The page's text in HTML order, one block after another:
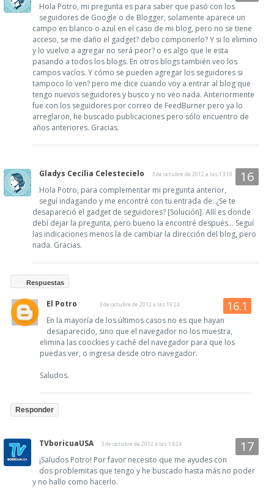
Hola Potro, mi pregunta es para saber que pasó con los
seguidores de Google o de Blogger, solamente aparece un
campo en blanco o azul en el caso de mi blog, pero no se tiene
acceso, se me daño el gadget? debo componerlo? Y si lo elimino
y lo vuelvo a agregar no será peor? o es algo que le esta
pasando a todos los blogs. En otros blogs también veo los
campos vacíos. Y cómo se pueden agregar los seguidores si
tampoco lo ven? pero me dice cuando voy a entrar al blog que
tengo nuevos seguidores y busco y no veo nada. Anteriormente
fue con los seguidores por correo de FeedBurner pero ya lo
arreglaron, he buscado publicaciones pero sólo encuentro de
años anteriores. Gracias.
Gladys Cecilia Celestecielo 3 de octubre de 2012 a las 13:10
Hola Potro, para complementar mi pregunta anterior,
seguí indagando y me encontré con tu entrada de: ¿Se te
desapareció el gadget de seguidores? [Solución]. Allí es donde
debí dejar la pregunta, pero bueno la encontré después... Seguí
las indicaciones menos la de cambiar la dirección del blog, pero
nada. Gracias.
Respuestas
El Potro 3 de octubre de 2012 a las 19:24
En la mayoría de los últimos casos no es que hayan
desaparecido, sino que el navegador no los muestra,
elimina las coockies y caché del navegador para que los
puedas ver, o ingresa desde otro navegador.
Saludos.
Responder
TVboricuaUSA 3 de octubre de 2012 a las 13:24
¡Saludos Potro! Por favor necesito que me ayudes con
dos problemitas que tengo y he buscado hasta más no poder
y no hallo como hacerlo.